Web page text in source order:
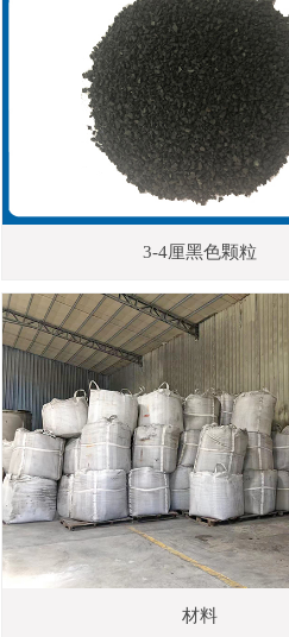
3-4厘黑色颗粒
材料